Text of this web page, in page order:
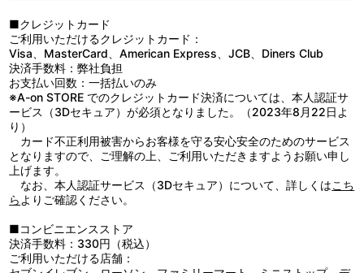
■クレジットカード
ご利用いただけるクレジットカード：
Visa、MasterCard、American Express、JCB、Diners Club
決済手数料：弊社負担
お支払い回数：一括払いのみ
※A-on STORE でのクレジットカード決済については、本人認証サ
ービス（3Dセキュア）が必須となりました。（2023年8月22日よ
り）
カード不正利用被害からお客様を守る安心安全のためのサービス
となりますので、ご理解の上、ご利用いただきますようお願い申し
上げます。
なお、本人認証サービス（3Dセキュア）について、詳しくはこち
らよりご確認ください。
■コンビニエンスストア
決済手数料：330円（税込）
ご利用いただける店舗：